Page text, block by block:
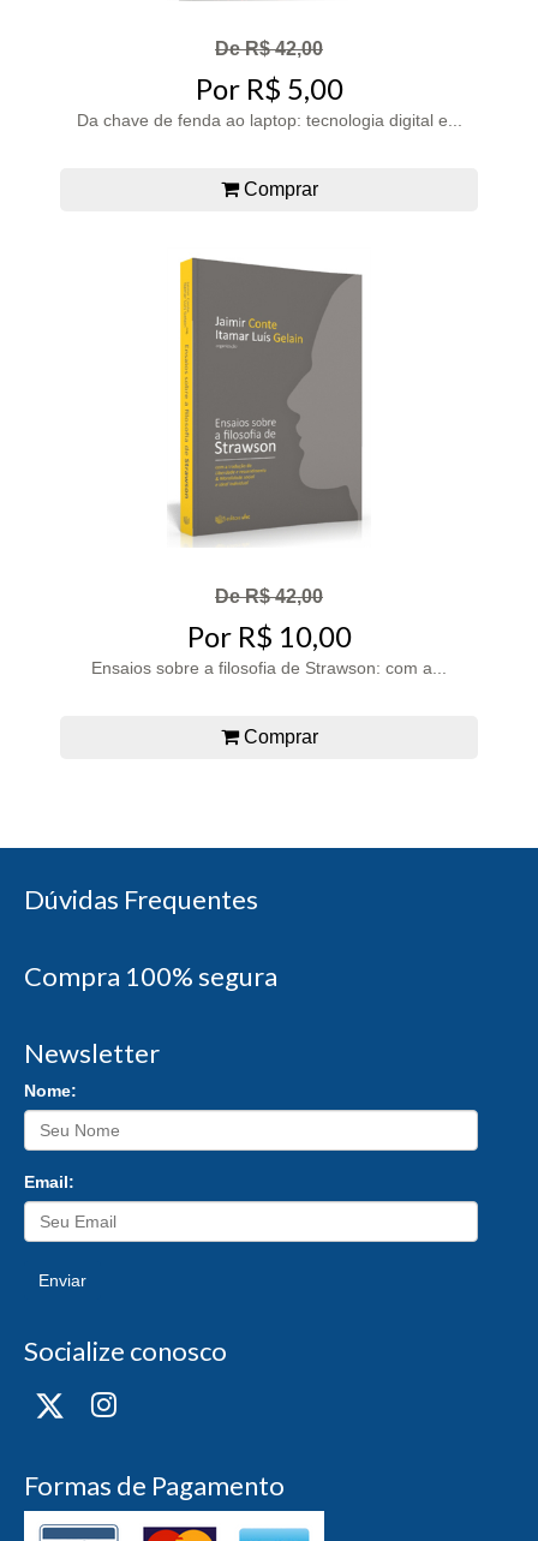
De R$ 42,00
Por R$ 5,00
Da chave de fenda ao laptop: tecnologia digital e...
Comprar
De R$ 42,00
Por R$ 10,00
Ensaios sobre a filosofia de Strawson: com a...
Comprar
Dúvidas Frequentes
Compra 100% segura
Newsletter
Nome:
Email:
Enviar
Socialize conosco
Formas de Pagamento